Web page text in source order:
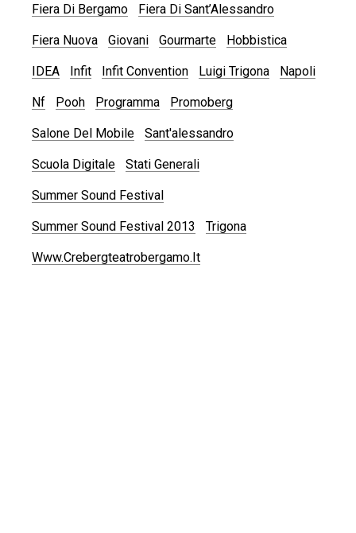
Fiera Di Bergamo Fiera Di Sant’Alessandro
Fiera Nuova Giovani Gourmarte Hobbistica
IDEA Infit Infit Convention Luigi Trigona Napoli
Nf Pooh Programma Promoberg
Salone Del Mobile Sant'alessandro
Scuola Digitale Stati Generali
Summer Sound Festival
Summer Sound Festival 2013 Trigona
Www.crebergteatrobergamo.it